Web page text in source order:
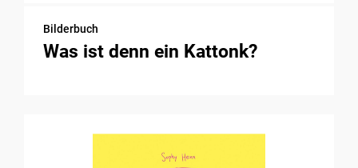
Bilderbuch
Was ist denn ein Kattonk?